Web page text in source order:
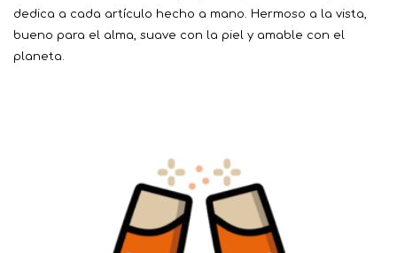
dedica a cada artículo hecho a mano. Hermoso a la vista,
bueno para el alma, suave con la piel y amable con el
planeta.